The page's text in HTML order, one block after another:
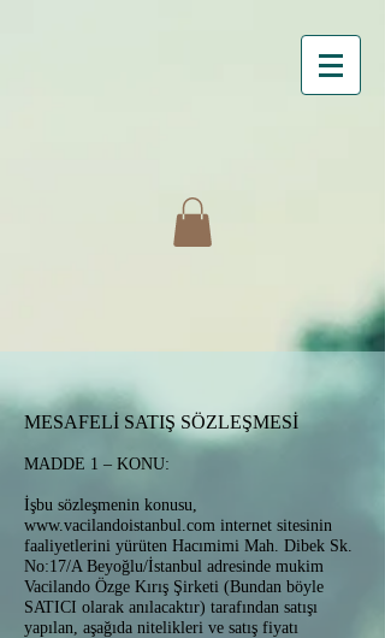
MESAFELİ SATIŞ SÖZLEŞMESİ
MADDE 1 – KONU:
İşbu sözleşmenin konusu,
www.vacilandoistanbul.com internet sitesinin
faaliyetlerini yürüten Hacımimi Mah. Dibek Sk.
No:17/A Beyoğlu/İstanbul adresinde mukim
Vacilando Özge Kırış Şirketi (Bundan böyle
SATICI olarak anılacaktır) tarafından satışı
yapılan, aşağıda nitelikleri ve satış fiyatı